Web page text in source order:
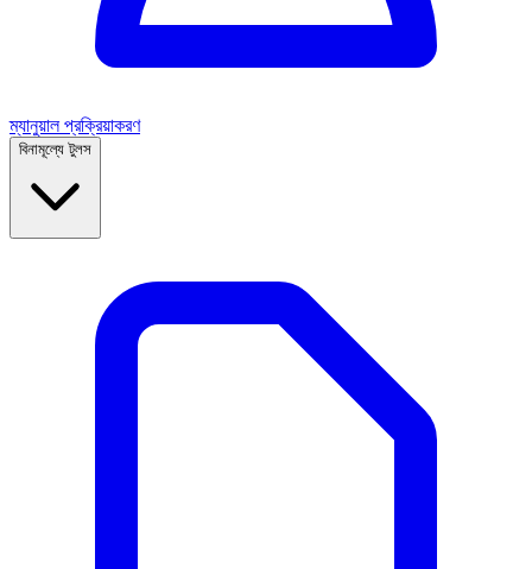
ম্যানুয়াল প্রক্রিয়াকরণ
বিনামূল্যে টুলস